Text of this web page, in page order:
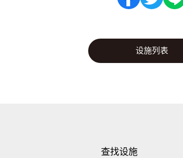
设施列表
查找设施